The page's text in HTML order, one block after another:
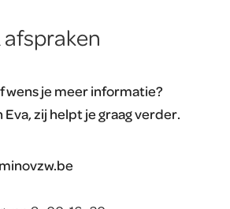
wens je meer informatie?
zij helpt je graag verder.